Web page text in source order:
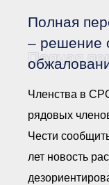
Полная
– решение
Полная
Членства в
рядовых
Чести
лет новость